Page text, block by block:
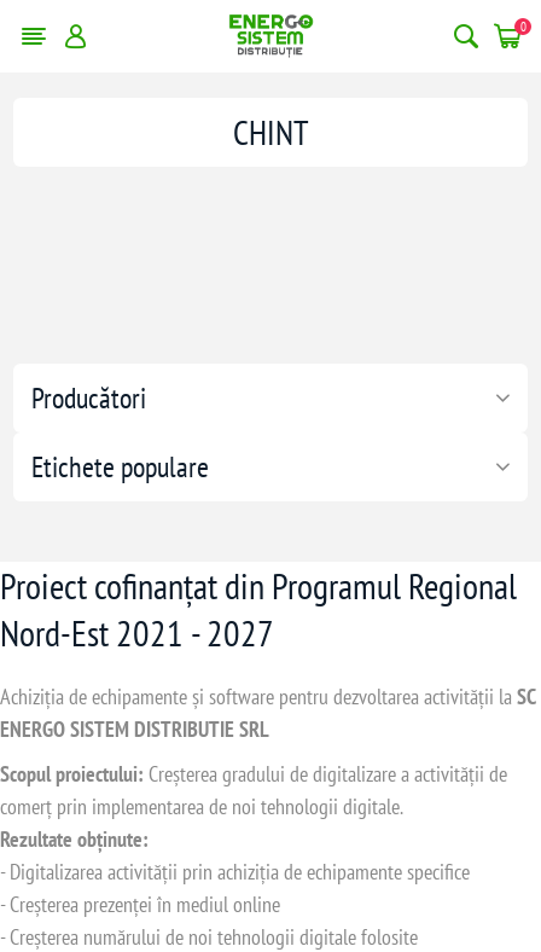
0
Producători
Etichete populare
CHINT
Proiect cofinanțat din Programul Regional
Nord-Est 2021 - 2027
Achiziția de echipamente și software pentru dezvoltarea activității laSC
ENERGO SISTEM DISTRIBUTIE SRL
Scopul proiectului: Creșterea gradului de digitalizare a activității de
comerț prin implementarea de noi tehnologii digitale.
Rezultate obținute:
- Digitalizarea activității prin achiziția de echipamente specifice
- Creșterea prezenței în mediul online
- Creșterea numărului de noi tehnologii digitale folosite